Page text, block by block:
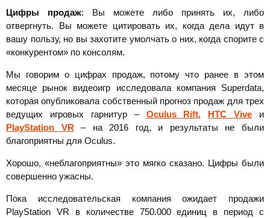
Цифры продаж: Вы можете либо принять их, либо
отвергнуть. Вы можете цитировать их, когда дела идут в
вашу пользу, но вы захотите умолчать о них, когда спорите с
«конкурентом» по консолям.
Мы говорим о цифрах продаж, потому что ранее в этом
месяце рынок видеоигр исследовала компания Superdata,
которая опубликовала собственный прогноз продаж для трех
ведущих игровых гарнитур – Oculus Rift, HTC Vive и
PlayStation VR – на 2016 год, и результаты не были
благоприятны для Oculus.
Хорошо, «неблагоприятны» это мягко сказано. Цифры были
совершенно ужасны.
Пока исследовательская компания ожидает продажи
PlayStation VR в количестве 750.000 единиц в период с